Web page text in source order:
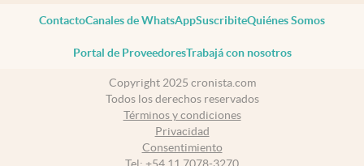
ContactoCanales de WhatsAppSuscribiteQuiénes Somos
Portal de ProveedoresTrabajá con nosotros
Copyright 2025 cronista.com
Todos los derechos reservados
Términos y condiciones
Privacidad
Consentimiento